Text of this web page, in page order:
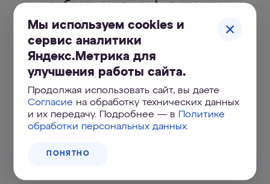
выбрать систему фильтрации
Онлайн
Мы используем cookies и
сервис аналитики
Яндекс.Метрика для
улучшения работы сайта.
Продолжая использовать сайт, вы даете
Согласие на обработку технических данных
и их передачу. Подробнее — в Политике
обработки персональных данных.
ПОНЯТНО